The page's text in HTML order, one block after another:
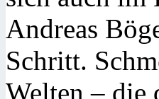
Andreas
Schritt.
Welten – die